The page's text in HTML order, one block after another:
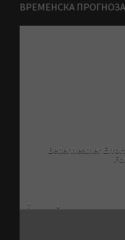
ВРЕМЕНСКА ПРОГНОЗА
Critical problem in